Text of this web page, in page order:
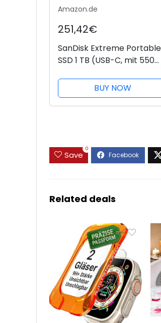
Amazon.de
251,42€
SanDisk Extreme Portable
SSD 1 TB (USB-C, mit 550
AES-Verschlüsselung und
ist stoß-, wasser- und
staubfest)
BUY NOW
Save
0
Related deals